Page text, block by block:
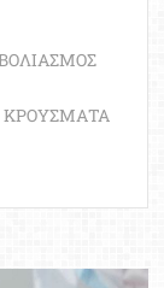
ΚΡΟΥΣΜΑΤΑ